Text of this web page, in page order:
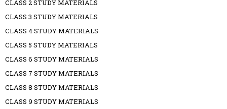
CLASS 2 STUDY MATERIALS
CLASS 3 STUDY MATERIALS
CLASS 4 STUDY MATERIALS
CLASS 5 STUDY MATERIALS
CLASS 6 STUDY MATERIALS
CLASS 7 STUDY MATERIALS
CLASS 8 STUDY MATERIALS
CLASS 9 STUDY MATERIALS